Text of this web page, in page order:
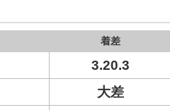
着差
3.20.3
大差